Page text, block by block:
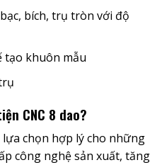
bích, trụ tròn với độ
tạo khuôn mẫu
CNC 8 dao?
lựa chọn hợp lý cho những
công nghệ sản xuất, tăng